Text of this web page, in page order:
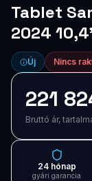
Tablet
2024
Új Nincs
221
Bruttó ár,
24 hónap
gyári garancia